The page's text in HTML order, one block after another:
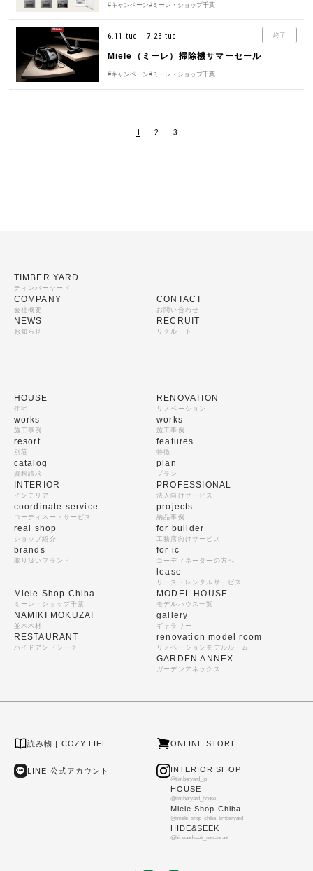
#キャンペーン#ミーレ・ショップ千葉
終了
6.11 tue - 7.23 tue
Miele（ミーレ）掃除機サマーセール
#キャンペーン#ミーレ・ショップ千葉
1 2 3
TIMBER YARD
ティンバーヤード
COMPANY
会社概要
NEWS
お知らせ
CONTACT
お問い合わせ
RECRUIT
リクルート
HOUSE
住宅
works
施工事例
resort
別荘
catalog
資料請求
RENOVATION
リノベーション
works
施工事例
features
特徴
plan
プラン
INTERIOR
インテリア
coordinate service
コーディネートサービス
real shop
ショップ紹介
brands
取り扱いブランド
PROFESSIONAL
法人向けサービス
projects
納品事例
for builder
工務店向けサービス
for ic
コーディネーターの方へ
lease
リース・レンタルサービス
Miele Shop Chiba
ミーレ・ショップ千葉
NAMIKI MOKUZAI
並木木材
RESTAURANT
ハイドアンドシーク
MODEL HOUSE
モデルハウス一覧
gallery
ギャラリー
renovation model room
リノベーションモデルルーム
GARDEN ANNEX
ガーデンアネックス
読み物 | COZY LIFE ONLINE STORE
LINE 公式アカウント INTERIOR SHOP
@timberyard_jp
HOUSE
@timberyard_house
Miele Shop Chiba
@miele_shop_chiba_timberyard
HIDE&SEEK
@hideandseek_restaurant